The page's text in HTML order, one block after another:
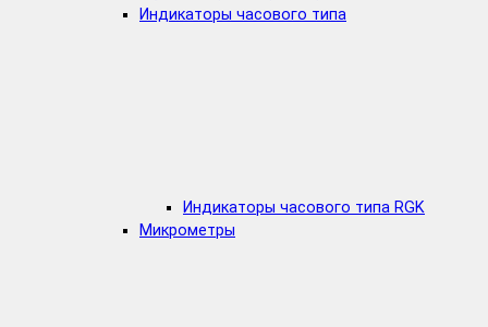
Индикаторы часового типа
Индикаторы часового типа RGK
Микрометры